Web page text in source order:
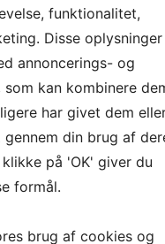
funktionalitet,
Disse oplysninger
annoncerings- og
som kan kombinere
har givet dem
din brug af
på 'OK' giver du
formål.
brug af cookies og